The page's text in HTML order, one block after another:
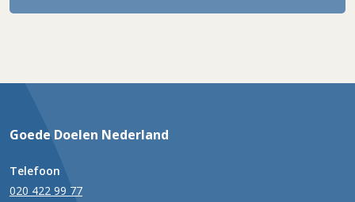
Goede Doelen Nederland
Telefoon
020 422 99 77